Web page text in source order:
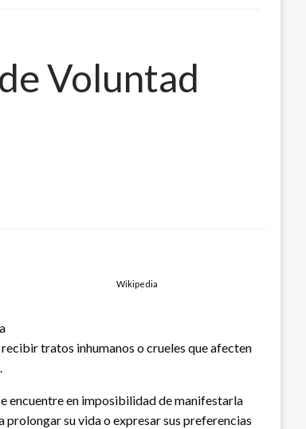
Voluntad
Wikipedia
tratos inhumanos o crueles que afecten
encuentre en imposibilidad de manifestarla
su vida o expresar sus preferencias